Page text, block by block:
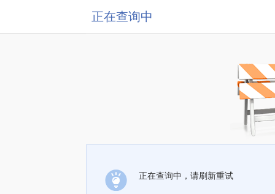
正在查询中
正在查询中，请刷新重试